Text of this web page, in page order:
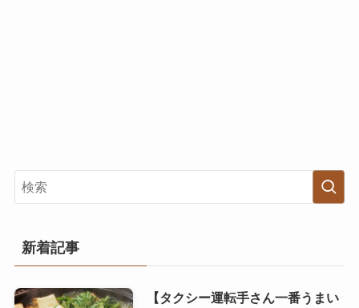
新着記事
【タクシー運転手さん一番うまい